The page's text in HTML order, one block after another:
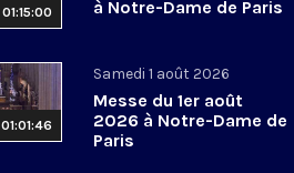
01:15:00
à Notre-Dame de Paris
01:01:46
Samedi 1 août 2026
Messe du 1er août
2026 à Notre-Dame de
Paris